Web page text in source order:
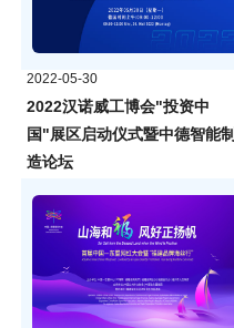
2022-05-30
2022汉诺威工博会"投资中
国"展区启动仪式暨中德智能制
造论坛